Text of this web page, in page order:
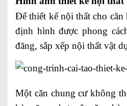
Để thiết kế nội thất cho
định hình được phong
đãng, sắp xếp nội thất vật
Một căn chung cư không